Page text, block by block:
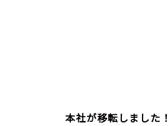
本社が移転しました！